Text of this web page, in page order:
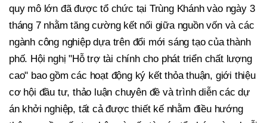
quy mô lớn đã được tổ chức tại Trùng Khánh vào ngày 3
tháng 7 nhằm tăng cường kết nối giữa nguồn vốn và các
ngành công nghiệp dựa trên đổi mới sáng tạo của thành
phố. Hội nghị "Hỗ trợ tài chính cho phát triển chất lượng
cao" bao gồm các hoạt động ký kết thỏa thuận, giới thiệu
cơ hội đầu tư, thảo luận chuyên đề và trình diễn các dự
án khởi nghiệp, tất cả được thiết kế nhằm điều hướng